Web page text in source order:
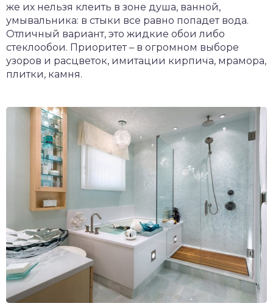
же их нельзя клеить в зоне душа, ванной,
умывальника: в стыки все равно попадет вода.
Отличный вариант, это жидкие обои либо
стеклообои. Приоритет – в огромном выборе
узоров и расцветок, имитации кирпича, мрамора,
плитки, камня.